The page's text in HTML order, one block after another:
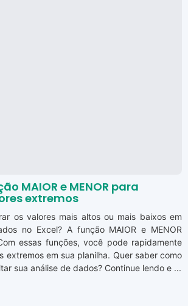
MAIOR e MENOR para
extremos
os valores mais altos ou mais baixos em
no Excel? A função MAIOR e MENOR
essas funções, você pode rapidamente
extremos em sua planilha. Quer saber como
sua análise de dados? Continue lendo e ...